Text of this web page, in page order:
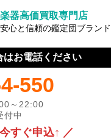
楽器高価買取専門店
安心と信頼の鑑定団ブランド
はお電話ください
550
～22:00
付中
すぐ申込↑ ／